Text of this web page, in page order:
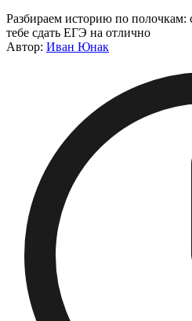
Разбираем историю по полочкам:
тебе сдать ЕГЭ на отлично
Автор: Иван Юнак